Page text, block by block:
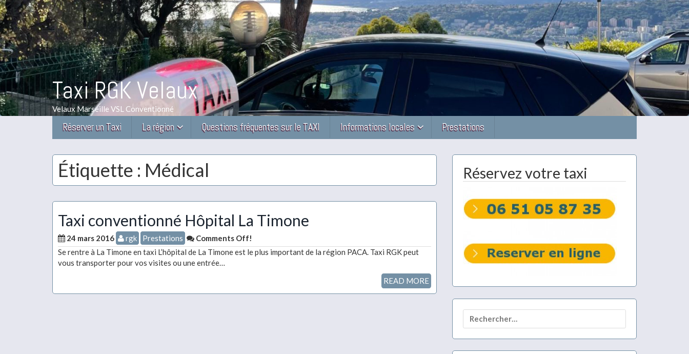
Taxi RGK Velaux
Velaux Marseille VSL Conventionné
Réserver un Taxi La région Questions fréquentes sur le TAXI Informations locales Prestations
Étiquette : Médical
Taxi conventionné Hôpital La Timone
24 mars 2016 rgk Prestations
Comments Off!
Se rentre à La Timone en taxi L’hôpital de La Timone est le plus important de la région PACA. Taxi RGK peut
vous transporter pour vos visites ou une entrée…
READ MORE
Réservez votre taxi